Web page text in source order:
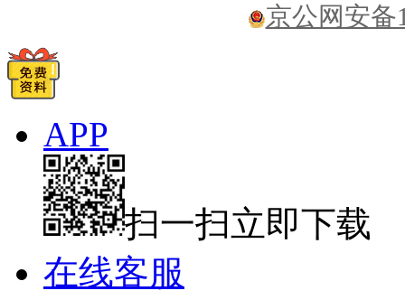
京公网安备
APP
扫一扫立即下载
在线客服